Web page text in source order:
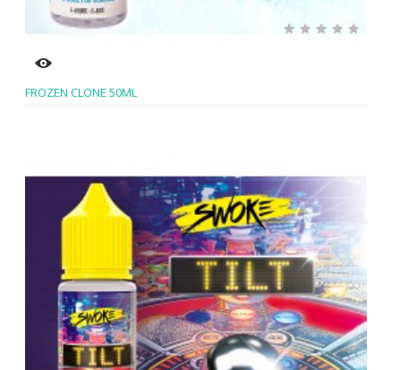
FROZEN CLONE 50ML